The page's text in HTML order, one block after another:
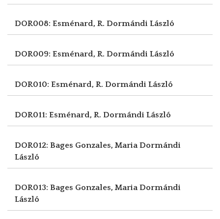
DOR008: Esménard, R. Dormándi László
DOR009: Esménard, R. Dormándi László
DOR010: Esménard, R. Dormándi László
DOR011: Esménard, R. Dormándi László
DOR012: Bages Gonzales, MariaDormándi
László
DOR013: Bages Gonzales, MariaDormándi
László